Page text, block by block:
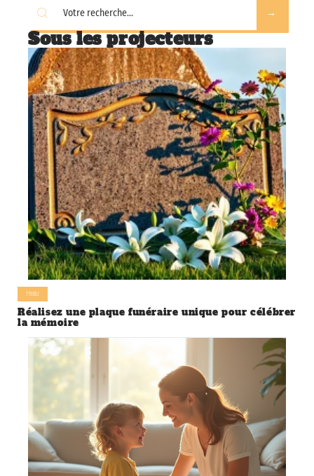
Sous les projecteurs
TRIBU
Réalisez une plaque funéraire unique pour célébrer
la mémoire